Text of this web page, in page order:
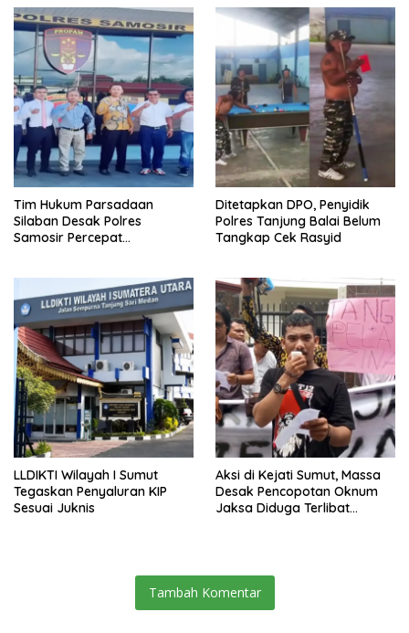
Tim Hukum Parsadaan
Silaban Desak Polres
Samosir Percepat
Ditetapkan DPO, Penyidik
Polres Tanjung Balai Belum
Tangkap Cek Rasyid
LLDIKTI Wilayah I Sumut
Tegaskan Penyaluran KIP
Sesuai Juknis
Aksi di Kejati Sumut, Massa
Desak Pencopotan Oknum
Jaksa Diduga Terlibat
Tambah Komentar